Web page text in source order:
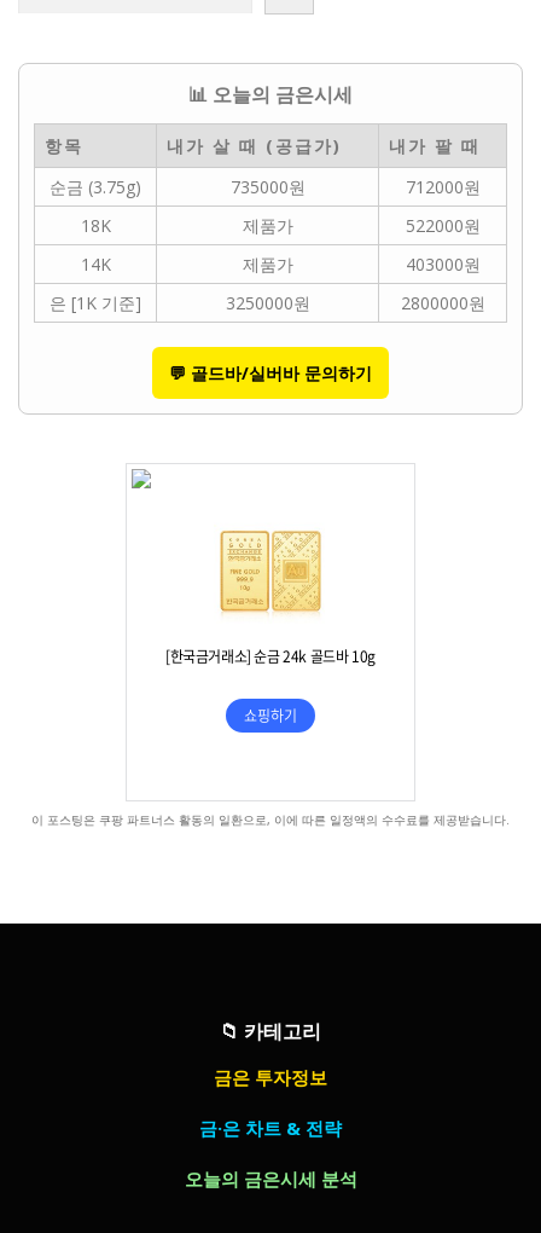
📊 오늘의 금은시세
항목 내가 살 때 (공급가)
내가 팔 때
순금 (3.75g)
735000원
712000원
18K
제품가
522000원
14K
제품가
403000원
은 [1K 기준]
3250000원 2800000원
💬 골드바/실버바 문의하기
이 포스팅은 쿠팡 파트너스 활동의 일환으로, 이에 따른 일정액의 수수료를 제공받습니다.
📁 카테고리
금은 투자정보
금·은 차트 & 전략
오늘의 금은시세 분석